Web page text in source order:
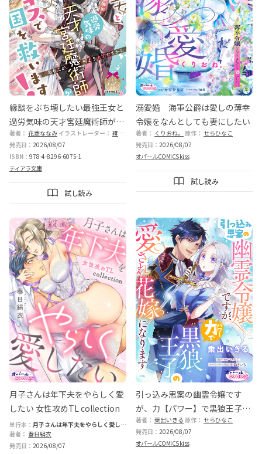
縁談をぶち壊したい最強王女と
過労気味の天才宮廷魔術師が甘
いキスで国を救います！
著者： 花菱ななみ イラストレーター： 緋いろ
発売日： 2026/08/07
ISBN： 978-4-8296-6075-1
ティアラ文庫
試し読み
溺愛婚 海軍公爵は愛しの薄幸
令嬢をなんとしても妻にしたい
著者： くりおね。 原作： せらひなこ
発売日： 2026/08/07
オパールCOMICS kiss
試し読み
月子さんは年下夫をやらしく愛
したい 女性攻めTL collection
単行本： 月子さんは年下夫をやらしく愛した
い 女性攻めTL collection
著者： 春日絹衣
発売日： 2026/08/07
引っ込み思案の幽霊令嬢です
が、力【パワー】で黒狼王子の
愛され花嫁になります
著者： 乗出いきる 原作： せらひなこ
発売日： 2026/08/07
オパールCOMICS kiss